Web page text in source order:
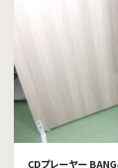
CDプレーヤー